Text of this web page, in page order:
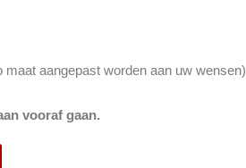
aangepast worden aan uw wensen)
vooraf gaan.